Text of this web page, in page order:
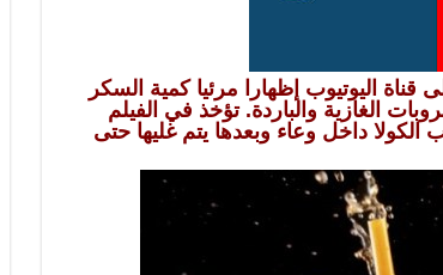
اليوتيوب إظهارا مرئيا كمية السكر
الغازية والباردة. تؤخذ في الفيلم
داخل وعاء وبعدها يتم غليها حتى